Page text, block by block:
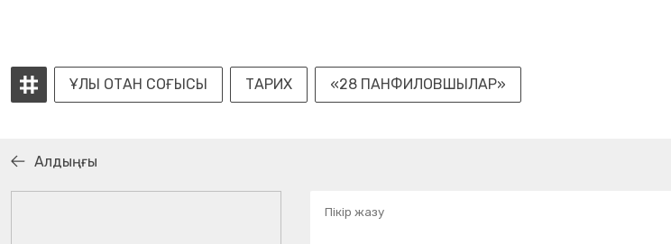
ҰЛЫ ОТАН СОҒЫСЫ ТАРИХ «28 ПАНФИЛОВШЫЛАР»
Алдыңғы